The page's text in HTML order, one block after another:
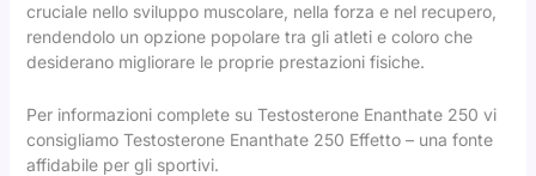
cruciale nello sviluppo muscolare, nella forza e nel recupero,
rendendolo un opzione popolare tra gli atleti e coloro che
desiderano migliorare le proprie prestazioni fisiche.
Per informazioni complete su Testosterone Enanthate 250 vi
consigliamo Testosterone Enanthate 250 Effetto– una fonte
affidabile per gli sportivi.